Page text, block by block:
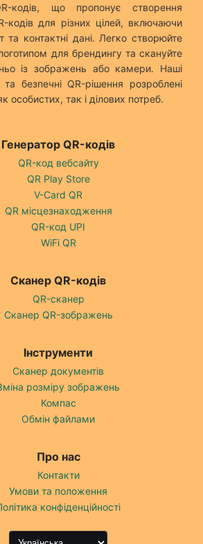
кодів, що пропонує створення
кодів для різних цілей, включаючи
та контактні дані. Легко створюйте
для брендингу та скануйте
із зображень або камери. Наші
та безпечні QR-рішення розроблені
особистих, так і ділових потреб.
Генератор QR-кодів
QR-код вебсайту
QR Play Store
V-Card QR
QR місцезнаходження
QR-код UPI
WiFi QR
Сканер QR-кодів
QR-сканер
Сканер QR-зображень
Інструменти
Сканер документів
розміру зображень
Компас
Обмін файлами
Про нас
Контакти
Умови та положення
конфіденційності